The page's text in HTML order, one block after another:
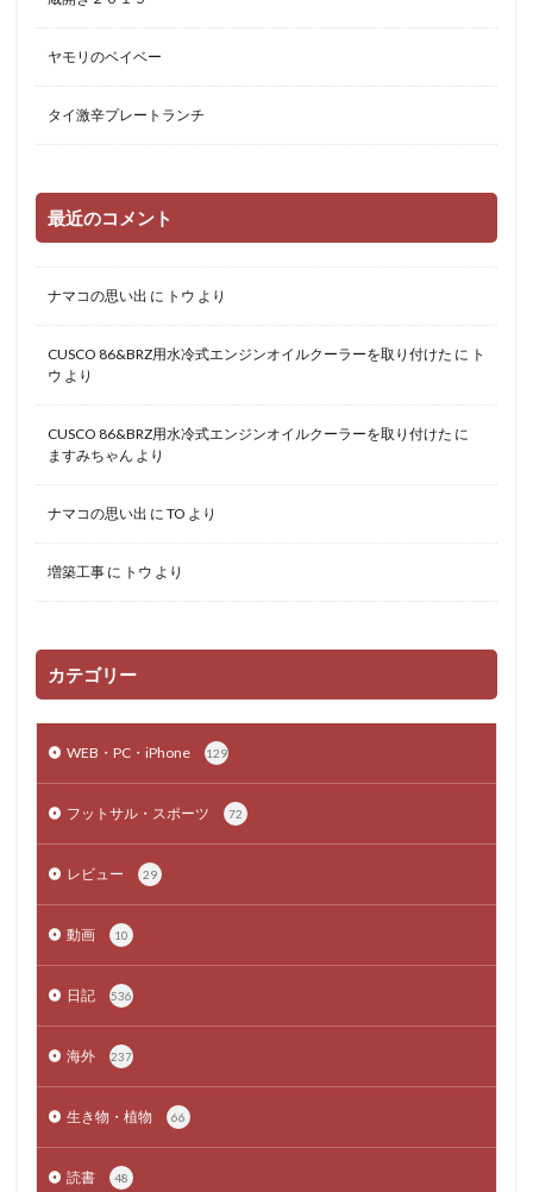
ヤモリのベイベー
タイ激辛プレートランチ
最近のコメント
ナマコの思い出 に トウ より
CUSCO 86&BRZ用水冷式エンジンオイルクーラーを取り付けた に ト
ウ より
CUSCO 86&BRZ用水冷式エンジンオイルクーラーを取り付けた に
ますみちゃん より
ナマコの思い出 に TO より
増築工事 に トウ より
カテゴリー
WEB・PC・iPhone 129
フットサル・スポーツ 72
レビュー 29
動画 10
日記 536
海外 237
生き物・植物 66
読書 48